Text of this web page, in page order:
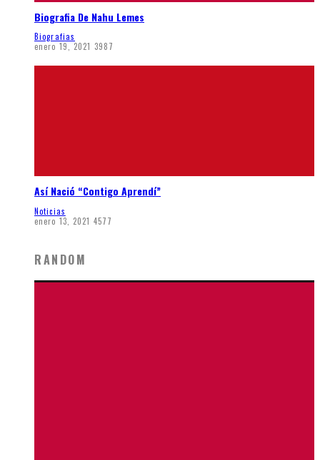
Biografia De Nahu Lemes
Biografias
enero 19, 2021 3987
Así Nació “Contigo Aprendí”
Noticias
enero 13, 2021 4577
RANDOM